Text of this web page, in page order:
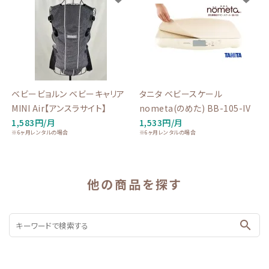
ベビービョルン ベビーキャリア
MINI Air【アンスラサイト】
1,583円/月
※6ヶ月レンタルの場合
タニタ ベビースケール
nometa(のめた) BB-105-IV
1,533円/月
※6ヶ月レンタルの場合
他の商品を探す
search